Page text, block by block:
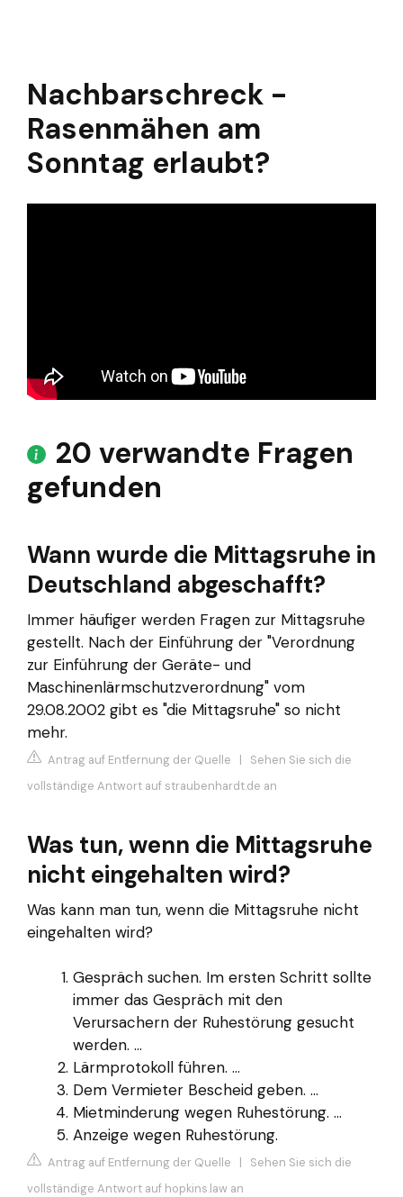
Nachbarschreck -
Rasenmähen am
Sonntag erlaubt?
20 verwandte Fragen
gefunden
Wann wurde die Mittagsruhe in
Deutschland abgeschafft?
Immer häufiger werden Fragen zur Mittagsruhe
gestellt. Nach der Einführung der "Verordnung
zur Einführung der Geräte- und
Maschinenlärmschutzverordnung" vom
29.08.2002 gibt es "die Mittagsruhe" so nicht
mehr.
Antrag auf Entfernung der Quelle | Sehen Sie sich die
vollständige Antwort auf straubenhardt.de an
Was tun, wenn die Mittagsruhe
nicht eingehalten wird?
Was kann man tun, wenn die Mittagsruhe nicht
eingehalten wird?
Gespräch suchen. Im ersten Schritt sollte
immer das Gespräch mit den
Verursachern der Ruhestörung gesucht
werden. ...
Lärmprotokoll führen. ...
Dem Vermieter Bescheid geben. ...
Mietminderung wegen Ruhestörung. ...
Anzeige wegen Ruhestörung.
Antrag auf Entfernung der Quelle | Sehen Sie sich die
vollständige Antwort auf hopkins.law an